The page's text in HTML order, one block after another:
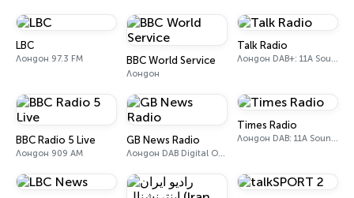
LBC
Лондон 97.3 FM BBC World Service
Лондон
Talk Radio
Лондон DAB+: 11A Sound Digital
BBC Radio 5 Live
Лондон 909 AM
GB News Radio
Лондон DAB Digital One (UK)
Times Radio
Лондон DAB: 11A Sound Digital